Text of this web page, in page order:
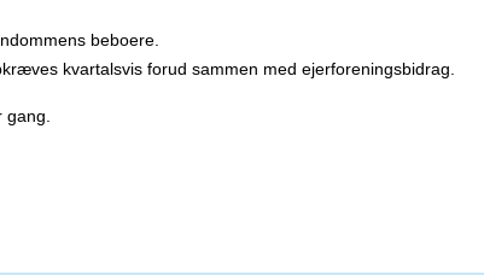
beboere.
kvartalsvis forud sammen med ejerforeningsbidrag.